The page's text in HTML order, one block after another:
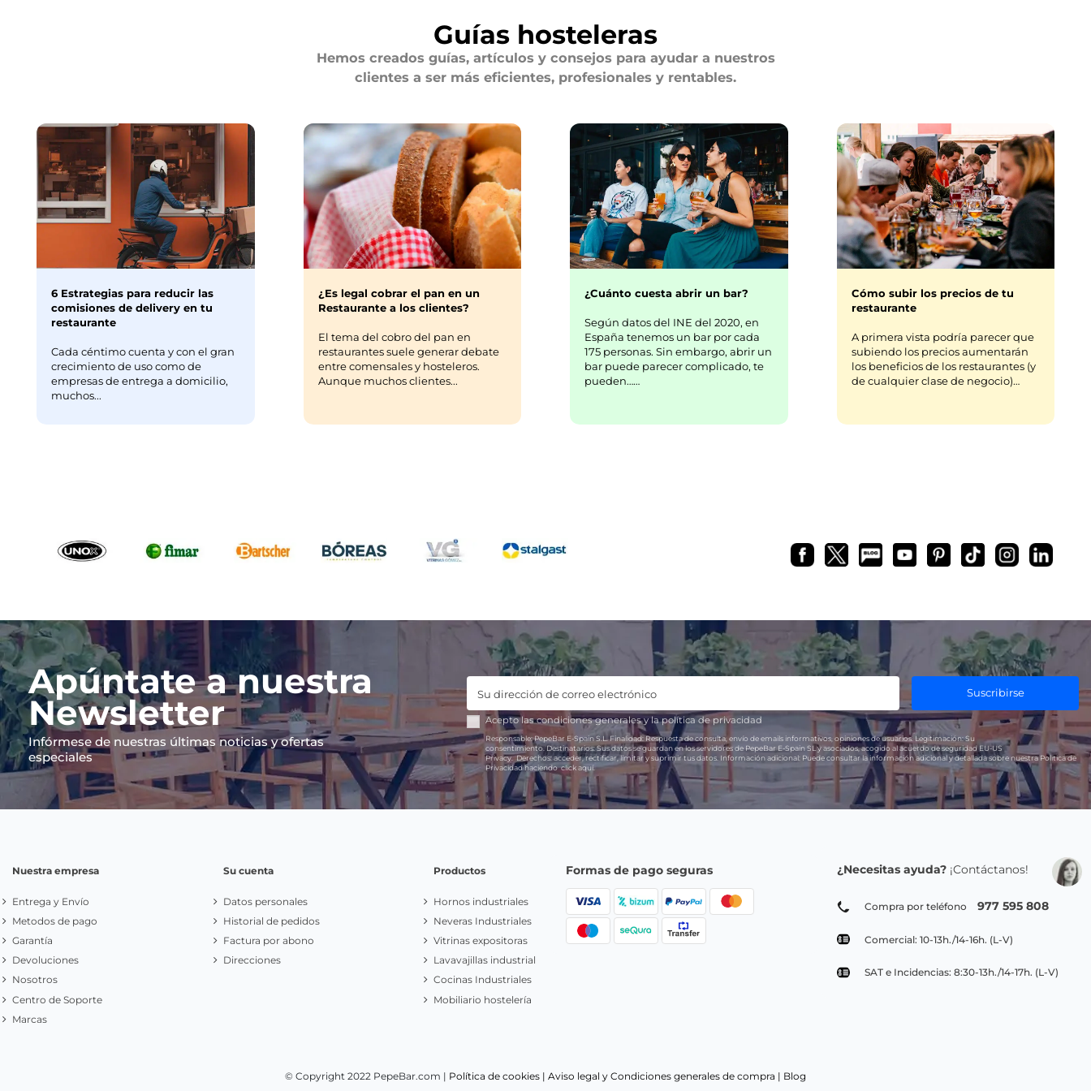
Guías hosteleras
Hemos creados guías, artículos y consejos para ayudar a nuestros
clientes a ser más eficientes, profesionales y rentables.
6 Estrategias para reducir las
comisiones de delivery en tu
restaurante
Cada céntimo cuenta y con el gran
crecimiento de uso como de
empresas de entrega a domicilio,
muchos...
¿Es legal cobrar el pan en un
Restaurante a los clientes?
El tema del cobro del pan en
restaurantes suele generar debate
entre comensales y hosteleros.
Aunque muchos clientes...
¿Cuánto cuesta abrir un bar?
Según datos del INE del 2020, en
España tenemos un bar por cada
175 personas. Sin embargo, abrir un
bar puede parecer complicado, te
pueden……
Cómo subir los precios de tu
restaurante
A primera vista podría parecer que
subiendo los precios aumentarán
los beneficios de los restaurantes (y
de cualquier clase de negocio)…
Apúntate a nuestra
Newsletter
Infórmese de nuestras últimas noticias y ofertas
especiales
Suscribirse
Acepto lascondiciones generalesy lapolítica de privacidad
Responsable:PepeBar E-Spain S.L.Finalidad:Respuesta de consulta, envío de emails informativos, opiniones de usuarios. Legitimación: Su
consentimiento.Destinatarios:Sus datos se guardan en los servidores de PepeBar E-Spain SL y asociados, acogido al acuerdo de seguridad EU-US
Privacy.Derechos:acceder, rectificar, limitar y suprimir tus datos. Información adicional:Puede consultar la información adicional y detallada sobre nuestra Política de
Privacidad haciendoclick aquí.
Nuestra empresa
Entrega y Envío
Metodos de pago
Garantía
Devoluciones
Nosotros
Centro de Soporte
Marcas
Su cuenta
Datos personales
Historial de pedidos
Factura por abono
Direcciones
Productos
Hornos industriales
Neveras Industriales
Vitrinas expositoras
Lavavajillas industrial
Cocinas Industriales
Mobiliario hostelería
Formas de pago seguras ¿Necesitas ayuda? ¡Contáctanos!
Compra por teléfono 977 595 808
Comercial: 10-13h./14-16h. (L-V)
SAT e Incidencias: 8:30-13h./14-17h. (L-V)
© Copyright 2022 PepeBar.com | Política de cookies | Aviso legal y Condiciones generales de compra | Blog